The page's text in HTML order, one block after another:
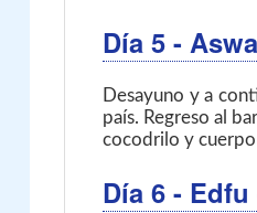
Día 5 -
Desayuno y a
país. Regreso al
cocodrilo y cuerpo
Día 6 - Edfu